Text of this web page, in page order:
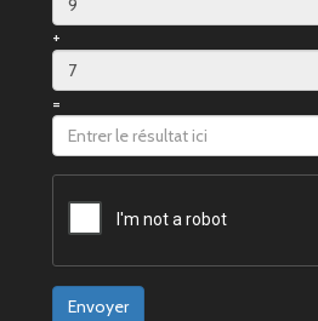
+
=
Envoyer